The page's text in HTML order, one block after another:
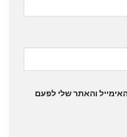
והאתר שלי לפעם